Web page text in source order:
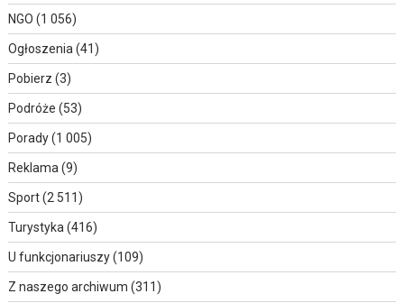
NGO (1 056)
Ogłoszenia (41)
Pobierz (3)
Podróże (53)
Porady(1 005)
Reklama (9)
Sport(2 511)
Turystyka (416)
U funkcjonariuszy(109)
Z naszego archiwum (311)